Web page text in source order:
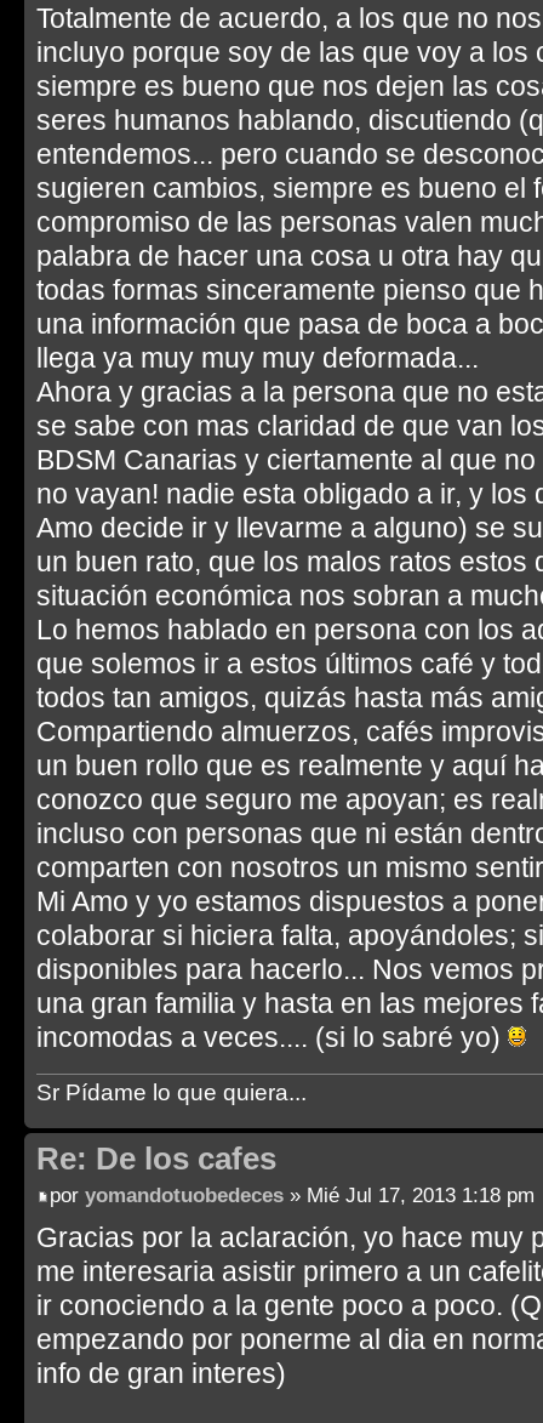
Totalmente de acuerdo, a los que no
incluyo porque soy de las que voy a los
siempre es bueno que nos dejen las
seres humanos hablando, discutiendo
entendemos... pero cuando se
sugieren cambios, siempre es bueno el
compromiso de las personas valen
palabra de hacer una cosa u otra hay
todas formas sinceramente pienso que
una información que pasa de boca a
llega ya muy muy muy deformada...
Ahora y gracias a la persona que no
se sabe con mas claridad de que van
BDSM Canarias y ciertamente al que
no vayan! nadie esta obligado a ir, y los
Amo decide ir y llevarme a alguno) se
un buen rato, que los malos ratos estos
situación económica nos sobran a
Lo hemos hablado en persona con los
que solemos ir a estos últimos café y
todos tan amigos, quizás hasta más
Compartiendo almuerzos, cafés
un buen rollo que es realmente y aquí
conozco que seguro me apoyan; es
incluso con personas que ni están
comparten con nosotros un mismo
Mi Amo y yo estamos dispuestos a
colaborar si hiciera falta, apoyándoles;
disponibles para hacerlo... Nos vemos
una gran familia y hasta en las mejores
incomodas a veces.... (si lo sabré yo)
Sr Pídame lo que quiera...
Re: De los cafes
por yomandotuobedeces » Mié Jul 17, 2013 1:18 pm
Gracias por la aclaración, yo hace muy
me interesaria asistir primero a un
ir conociendo a la gente poco a poco.
empezando por ponerme al dia en
info de gran interes)